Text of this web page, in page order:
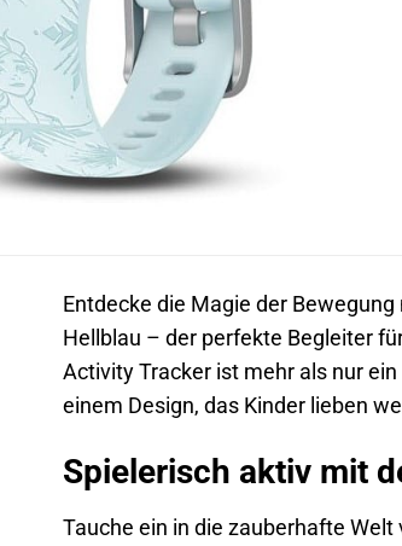
Entdecke die Magie der
Hellblau – der perfekte Begleiter
Activity Tracker ist mehr als nur
einem Design, das Kinder lieben
Spielerisch aktiv mit
Tauche ein in die zauberhafte